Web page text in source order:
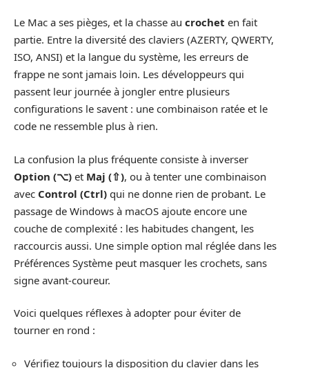
Le Mac a ses pièges, et la chasse au crochet en fait
partie. Entre la diversité des claviers (AZERTY, QWERTY,
ISO, ANSI) et la langue du système, les erreurs de
frappe ne sont jamais loin. Les développeurs qui
passent leur journée à jongler entre plusieurs
configurations le savent : une combinaison ratée et le
code ne ressemble plus à rien.
La confusion la plus fréquente consiste à inverser
Option (⌥) et Maj (⇧), ou à tenter une combinaison
avec Control (Ctrl) qui ne donne rien de probant. Le
passage de Windows à macOS ajoute encore une
couche de complexité : les habitudes changent, les
raccourcis aussi. Une simple option mal réglée dans les
Préférences Système peut masquer les crochets, sans
signe avant-coureur.
Voici quelques réflexes à adopter pour éviter de
tourner en rond :
Vérifiez toujours la disposition du clavier dans les